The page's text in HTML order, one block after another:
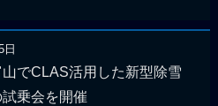
日
山でCLAS活用した新型除雪
試乗会を開催